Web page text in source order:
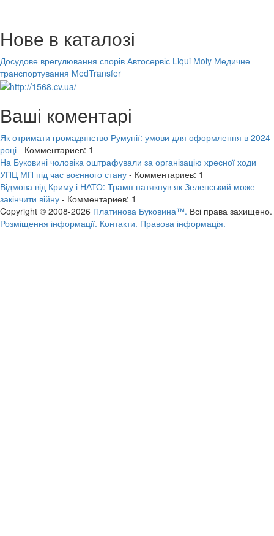
Нове в каталозі
Досудове врегулювання спорів Автосервіс Liqui Moly Медичне
транспортування MedTransfer
Ваші коментарі
Як отримати громадянство Румунії: умови для оформлення в 2024
році - Комментариев: 1
На Буковині чоловіка оштрафували за організацію хресної ходи
УПЦ МП під час воєнного стану - Комментариев: 1
Відмова від Криму і НАТО: Трамп натякнув як Зеленський може
закінчити війну - Комментариев: 1
Copyright © 2008-2026 Платинова Буковина™. Всі права захищено.
Розміщення інформації. Контакти. Правова інформація.